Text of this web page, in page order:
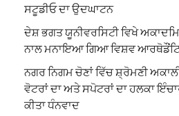
ਸਟੂਡੀਓ ਦਾ ਉਦਘਾਟਨ
ਦੇਸ਼ ਭਗਤ ਯੂਨੀਵਰਸਿਟੀ ਵਿਖੇ
ਨਾਲ ਮਨਾਇਆ ਗਿਆ ਵਿਸ਼ਵ
ਨਗਰ ਨਿਗਮ ਚੋਣਾਂ ਵਿੱਚ ਸ਼੍ਰੋਮਣੀ
ਵੋਟਰਾਂ ਦਾ ਅਤੇ ਸਪੋਟਰਾਂ ਦਾ ਹਲਕਾ
ਕੀਤਾ ਧੰਨਵਾਦ